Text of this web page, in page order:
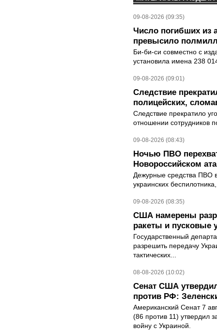
09-08-2026 (09:35)
Число погибших из
превысило
Би-би-си совместно с
установила имена 238
09-08-2026 (09:01)
Следствие
полицейских,
Следствие прекратило
отношении сотрудников
09-08-2026 (08:43)
Ночью ПВО
Новороссийском
Дежурные средства ПВО
украинских
09-08-2026 (08:35)
США намерены
ракеты и пусковые
Государственный
разрешить передачу
тактических...
08-08-2026 (10:02)
Сенат США
против РФ:
Американский Сенат 7
(86 против 11) утвердил
войну с Украиной.